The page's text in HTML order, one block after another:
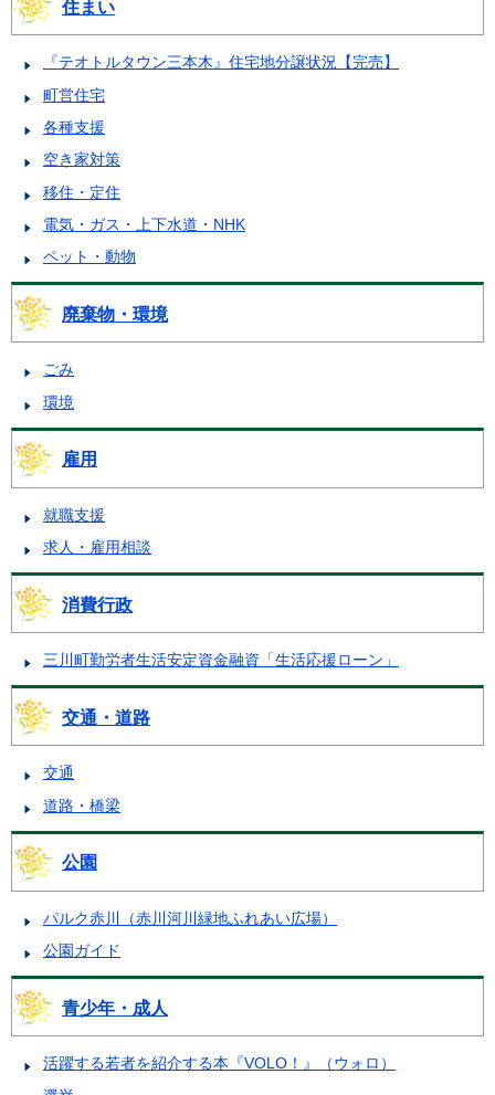
住まい
『テオトルタウン三本木』住宅地分譲状況【完売】
町営住宅
各種支援
空き家対策
移住・定住
電気・ガス・上下水道・NHK
ペット・動物
廃棄物・環境
ごみ
環境
雇用
就職支援
求人・雇用相談
消費行政
三川町勤労者生活安定資金融資「生活応援ローン」
交通・道路
交通
道路・橋梁
公園
パルク赤川（赤川河川緑地ふれあい広場）
公園ガイド
青少年・成人
活躍する若者を紹介する本『VOLO！』（ウォロ）